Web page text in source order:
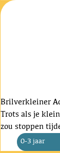
Brilverkleiner
Trots als je
zou stoppen
0-3 jaar